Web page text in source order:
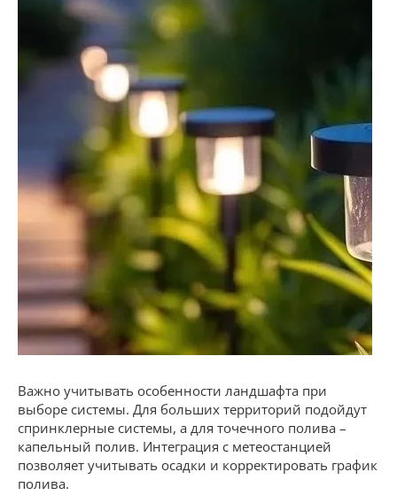
Важно учитывать особенности ландшафта при
выборе системы. Для больших территорий подойдут
спринклерные системы, а для точечного полива –
капельный полив. Интеграция с метеостанцией
позволяет учитывать осадки и корректировать график
полива.